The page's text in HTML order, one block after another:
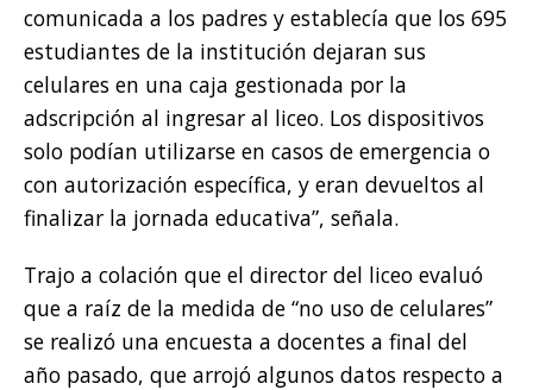
comunicada a los padres y establecía que los 695
estudiantes de la institución dejaran sus
celulares en una caja gestionada por la
adscripción al ingresar al liceo. Los dispositivos
solo podían utilizarse en casos de emergencia o
con autorización específica, y eran devueltos al
finalizar la jornada educativa”, señala.
Trajo a colación que el director del liceo evaluó
que a raíz de la medida de “no uso de celulares”
se realizó una encuesta a docentes a final del
año pasado, que arrojó algunos datos respecto a